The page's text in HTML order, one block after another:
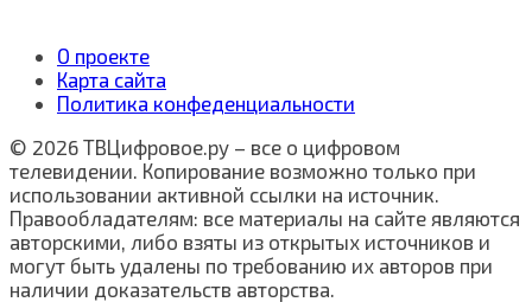
О проекте
Карта сайта
Политика конфеденциальности
© 2026 ТВЦифровое.ру – все о цифровом
телевидении. Копирование возможно только при
использовании активной ссылки на источник.
Правообладателям: все материалы на сайте являются
авторскими, либо взяты из открытых источников и
могут быть удалены по требованию их авторов при
наличии доказательств авторства.